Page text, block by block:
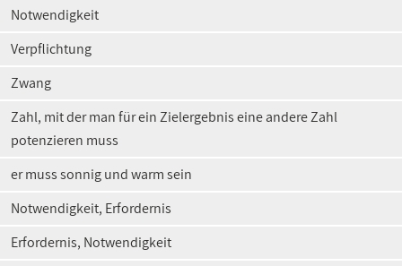
Notwendigkeit
Verpflichtung
Zwang
Zahl, mit der man für ein Zielergebnis eine andere Zahl
potenzieren muss
er muss sonnig und warm sein
Notwendigkeit, Erfordernis
Erfordernis, Notwendigkeit